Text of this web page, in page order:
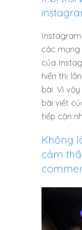
các mạng
của
hiển thị
bài. Vì
bài viết
tiếp cận
Không
cảm